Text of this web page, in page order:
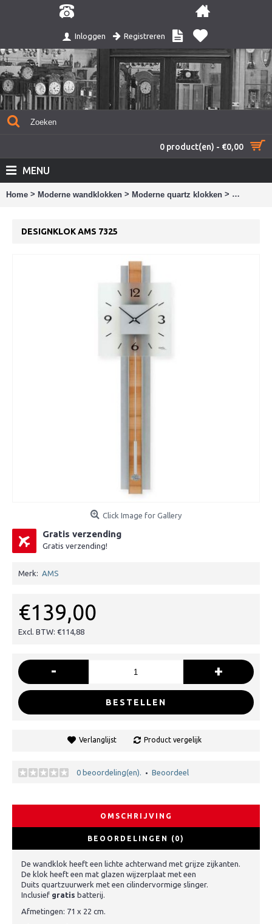
Inloggen Registreren
0 product(en) - €0,00
MENU
Home > Moderne wandklokken > Moderne quartz klokken >
DESIGNKLOK AMS 7325
Click Image for Gallery
Gratis verzending
Gratis verzending!
Merk: AMS
€139,00
Excl. BTW: €114,88
- +
BESTELLEN
Verlanglijst Product vergelijk
0 beoordeling(en). • Beoordeel
OMSCHRIJVING
BEOORDELINGEN (0)
De wandklok heeft een lichte achterwand met grijze zijkanten.
De klok heeft een mat glazen wijzerplaat met een
Duits quartzuurwerk met een cilindervormige slinger.
Inclusief gratis batterij.
Afmetingen: 71 x 22 cm.